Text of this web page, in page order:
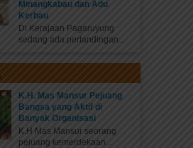
Minangkabau dan Adu
Kerbau
Di Kerajaan Pagaruyung
sedang ada pertandingan...
K.H. Mas Mansur Pejuang
Bangsa yang Aktif di
Banyak Organisasi
K.H Mas Mansur seorang
pejuang kemerdekaan...